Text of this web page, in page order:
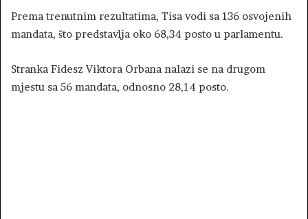
Prema trenutnim rezultatima, Tisa vodi sa 136 osvojenih
mandata, što predstavlja oko 68,34 posto u parlamentu.
Stranka Fidesz Viktora Orbana nalazi se na drugom
mjestu sa 56 mandata, odnosno 28,14 posto.